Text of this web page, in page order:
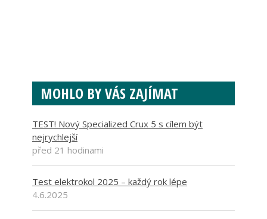
MOHLO BY VÁS ZAJÍMAT
TEST! Nový Specialized Crux 5 s cílem být
nejrychlejší
před 21 hodinami
Test elektrokol 2025 – každý rok lépe
4.6.2025